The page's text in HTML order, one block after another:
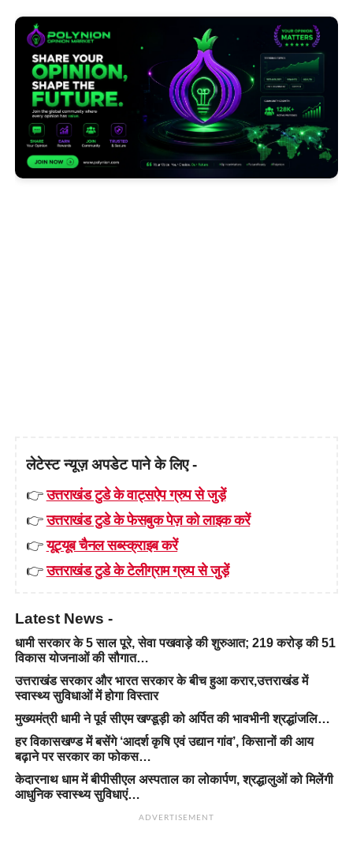
लेटेस्ट न्यूज़ अपडेट पाने के लिए -
👉उत्तराखंड टुडे के वाट्सऐप ग्रुप से जुड़ें
👉उत्तराखंड टुडे के फेसबुक पेज़ को लाइक करें
👉यूट्यूब चैनल सब्स्क्राइब करें
👉उत्तराखंड टुडे के टेलीग्राम ग्रुप से जुड़ें
Latest News -
धामी सरकार के 5 साल पूरे, सेवा पखवाड़े की शुरुआत; 219 करोड़ की 51
विकास योजनाओं की सौगात…
उत्तराखंड सरकार और भारत सरकार के बीच हुआ करार,उत्तराखंड में
स्वास्थ्य सुविधाओं में होगा विस्तार
मुख्यमंत्री धामी ने पूर्व सीएम खण्डूड़ी को अर्पित की भावभीनी श्रद्धांजलि…
हर विकासखण्ड में बसेंगे ‘आदर्श कृषि एवं उद्यान गांव’, किसानों की आय
बढ़ाने पर सरकार का फोकस…
केदारनाथ धाम में बीपीसीएल अस्पताल का लोकार्पण, श्रद्धालुओं को मिलेंगी
आधुनिक स्वास्थ्य सुविधाएं…
ADVERTISEMENT